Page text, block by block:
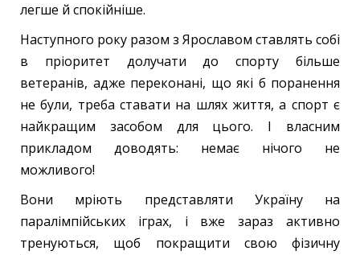
легше й спокійніше.
Наступного року разом з Ярославом ставлять собі
в пріоритет долучати до спорту більше
ветеранів, адже переконані, що які б поранення
не були, треба ставати на шлях життя, а спорт є
найкращим засобом для цього. І власним
прикладом доводять: немає нічого не
можливого!
Вони мріють представляти Україну на
паралімпійських іграх, і вже зараз активно
тренуються, щоб покращити свою фізичну